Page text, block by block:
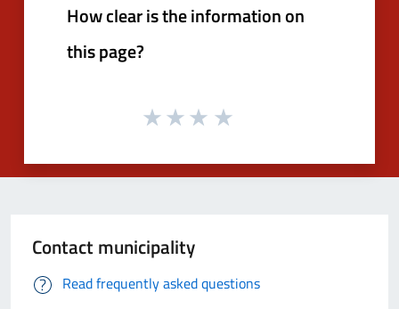
How clear is the information on
this page?
Contact municipality
Read frequently asked questions